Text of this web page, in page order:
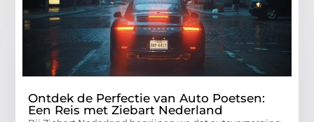
Ontdek de Perfectie van Auto Poetsen:
Een Reis met Ziebart Nederland